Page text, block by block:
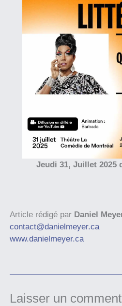
Jeudi 31, Juillet 2025
Article rédigé par Daniel
contact@danielmeyer.ca
www.danielmeyer.ca
Laisser un